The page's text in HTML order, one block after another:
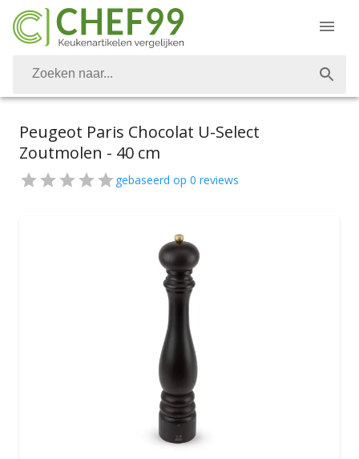
Peugeot Paris Chocolat U-Select
Zoutmolen - 40 cm
gebaseerd op 0 reviews